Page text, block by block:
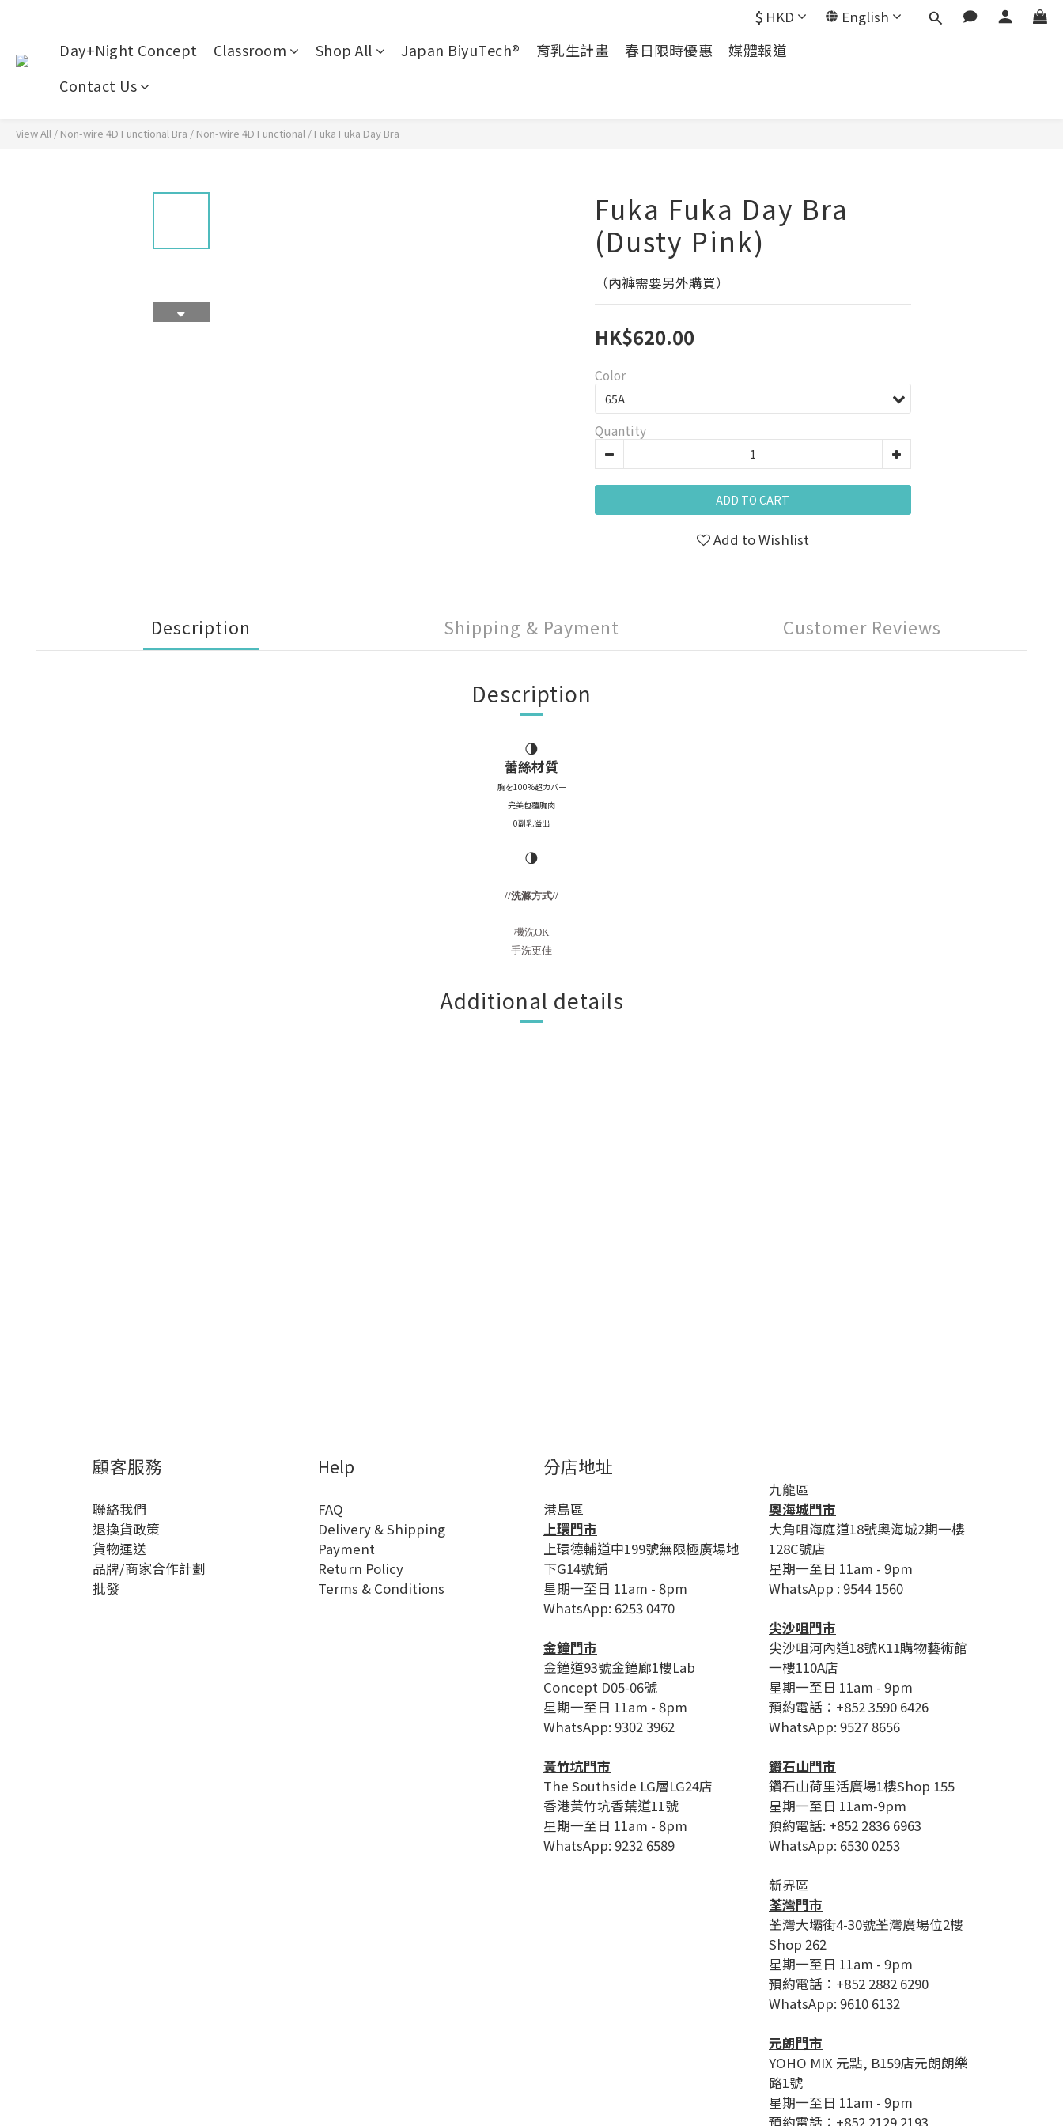
$ HKD English
Day+Night Concept Classroom Shop All Japan BiyuTech® 育乳生計畫 春日限時優惠
媒體報道
Contact Us
View All / Non-wire 4D Functional Bra / Non-wire 4D Functional / Fuka Fuka Day Bra
Fuka Fuka Day Bra
(Dusty Pink)
（內褲需要另外購買）
HK$620.00
Color
Quantity
ADD TO CART
Add to Wishlist
Description Shipping & Payment Customer Reviews
Description
🌗
蕾絲材質
胸を100%超カバー
完美包覆胸肉
0副乳溢出
🌗
//洗滌方式//
機洗OK
手洗更佳
Additional details
顧客服務
聯絡我們
退換貨政策
貨物運送
品牌/商家合作計劃
批發
Help
FAQ
Delivery & Shipping
Payment
Return Policy
Terms & Conditions
分店地址
港島區
上環門市
上環德輔道中199號無限極廣場地
下G14號鋪
星期一至日 11am - 8pm
WhatsApp: 6253 0470
金鐘門市
金鐘道93號金鐘廊1樓Lab
Concept D05-06號
星期一至日 11am - 8pm
WhatsApp: 9302 3962
黃竹坑門市
The Southside LG層LG24店
香港黃竹坑香葉道11號
星期一至日 11am - 8pm
WhatsApp: 9232 6589
九龍區
奧海城門市
大角咀海庭道18號奧海城2期一樓
128C號店
星期一至日 11am - 9pm
WhatsApp : 9544 1560
尖沙咀門市
尖沙咀河內道18號K11購物藝術館
一樓110A店
星期一至日 11am - 9pm
預約電話：+852 3590 6426
WhatsApp: 9527 8656
鑽石山門市
鑽石山荷里活廣場1樓Shop 155
星期一至日 11am-9pm
預約電話: +852 2836 6963
WhatsApp: 6530 0253
新界區
荃灣門市
荃灣大壩街4-30號荃灣廣場位2樓
Shop 262
星期一至日 11am - 9pm
預約電話：+852 2882 6290
WhatsApp: 9610 6132
元朗門市
YOHO MIX 元點, B159店元朗朗樂
路1號
星期一至日 11am - 9pm
預約電話：+852 2129 2193